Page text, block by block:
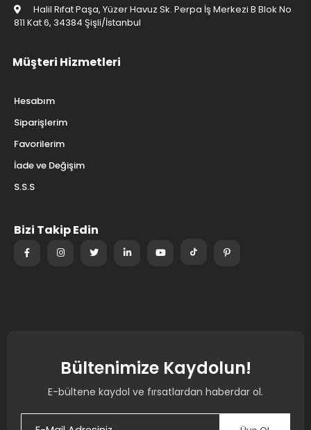
Halil Rıfat Paşa, Yüzer Havuz Sk. Perpa İş Merkezi B Blok No
811 Kat 6, 34384 Şişli/İstanbul
Müşteri Hizmetleri
Hesabım
Siparişlerim
Favorilerim
İade ve Değişim
S.S.S
Bizi Takip Edin
Bültenimize Kaydolun!
E-bültene kaydol ve fırsatlardan haberdar ol.